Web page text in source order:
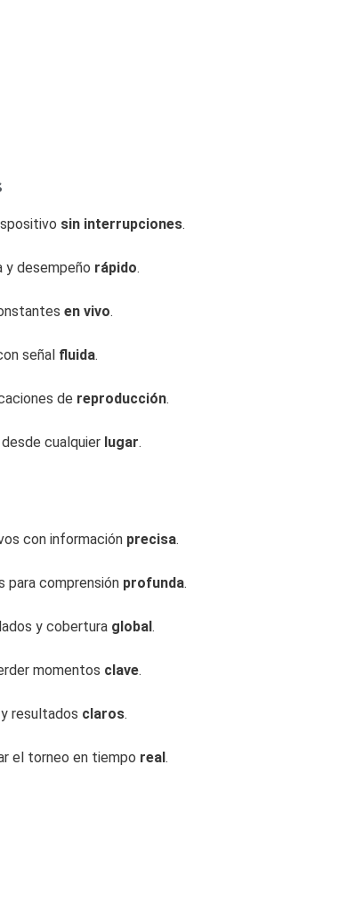
sin interrupciones.
y desempeño rápido.
en vivo.
señal fluida.
de reproducción.
cualquier lugar.
con información precisa.
para comprensión profunda.
y cobertura global.
momentos clave.
resultados claros.
el torneo en tiempo real.